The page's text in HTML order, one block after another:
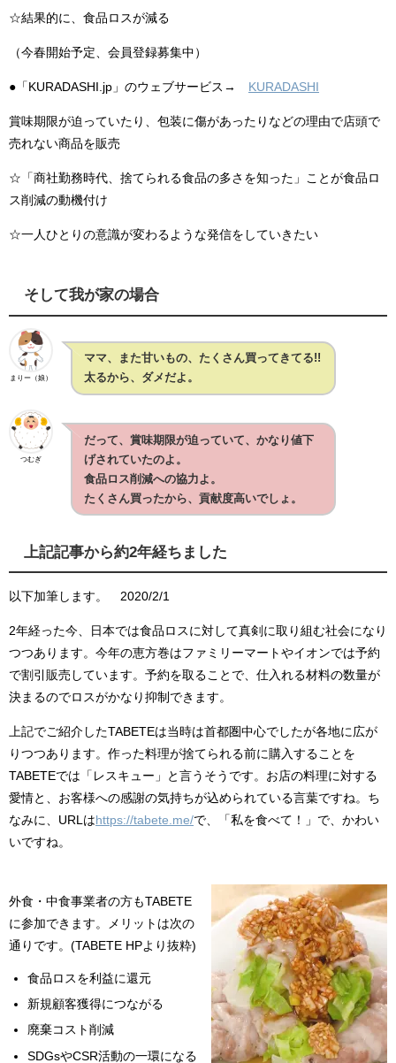
☆結果的に、食品ロスが減る
（今春開始予定、会員登録募集中）
●「KURADASHI.jp」のウェブサービス→ KURADASHI
賞味期限が迫っていたり、包装に傷があったりなどの理由で店頭で
売れない商品を販売
☆「商社勤務時代、捨てられる食品の多さを知った」ことが食品ロ
ス削減の動機付け
☆一人ひとりの意識が変わるような発信をしていきたい
そして我が家の場合
まりー（娘）
ママ、また甘いもの、たくさん買ってきてる!!
太るから、ダメだよ。
つむぎ
だって、賞味期限が迫っていて、かなり値下
げされていたのよ。
食品ロス削減への協力よ。
たくさん買ったから、貢献度高いでしょ。
上記記事から約2年経ちました
以下加筆します。 2020/2/1
2年経った今、日本では食品ロスに対して真剣に取り組む社会になり
つつあります。今年の恵方巻はファミリーマートやイオンでは予約
で割引販売しています。予約を取ることで、仕入れる材料の数量が
決まるのでロスがかなり抑制できます。
上記でご紹介したTABETEは当時は首都圏中心でしたが各地に広が
りつつあります。作った料理が捨てられる前に購入することを
TABETEでは「レスキュー」と言うそうです。お店の料理に対する
愛情と、お客様への感謝の気持ちが込められている言葉ですね。ち
なみに、URLはhttps://tabete.me/で、「私を食べて！」で、かわい
いですね。
外食・中食事業者の方もTABETE
に参加できます。メリットは次の
通りです。(TABETE HPより抜粋)
食品ロスを利益に還元
新規顧客獲得につながる
廃棄コスト削減
SDGsやCSR活動の一環になる